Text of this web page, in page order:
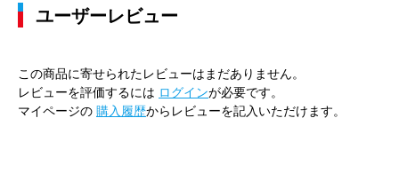
ユーザーレビュー
この商品に寄せられたレビューはまだありません。
レビューを評価するには ログインが必要です。
マイページの 購入履歴からレビューを記入いただけます。